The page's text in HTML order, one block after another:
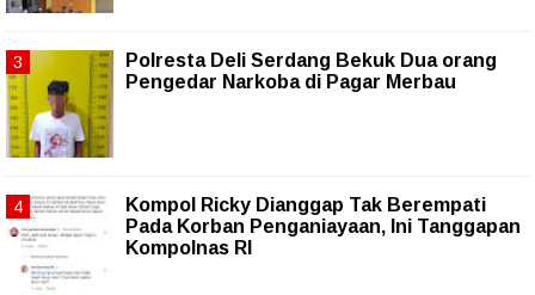
Polresta Deli Serdang Bekuk Dua orang
Pengedar Narkoba di Pagar Merbau
Kompol Ricky Dianggap Tak Berempati
Pada Korban Penganiayaan, Ini Tanggapan
Kompolnas RI